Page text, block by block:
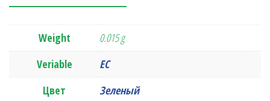
Weight
0.015 g
Veriable
ЕС
Цвет
Зеленый